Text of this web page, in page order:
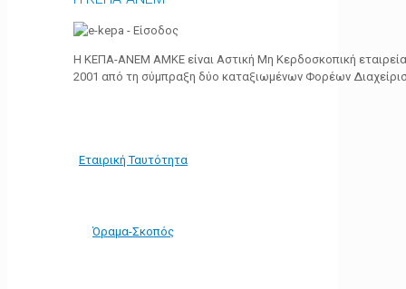
Η ΚΕΠΑ-ΑΝΕΜ ΑΜΚΕ είναι Αστική Μη Κερδοσκοπική
2001 από τη σύμπραξη δύο καταξιωμένων Φορέων
Εταιρική Ταυτότητα
Όραμα-Σκοπός